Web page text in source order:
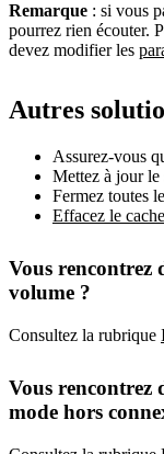
Remarque : si vous
pourrez rien écouter.
devez modifier les
Autres
Assurez-vous
Mettez à jour le
Fermez toutes
Effacez le cache
Vous rencontrez
volume ?
Consultez la rubrique
Vous rencontrez
mode hors